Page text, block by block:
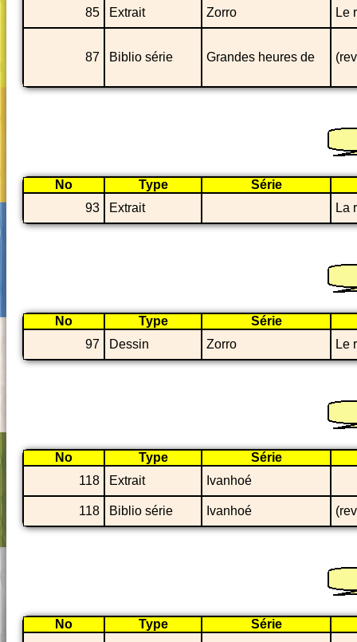
85
Extrait Zorro Le
87 Biblio série Grandes heures de
No Type
Série
93
Extrait La
No Type
Série
97
Dessin Zorro Le
No Type
Série
118
Extrait Ivanhoé
118 Biblio série Ivanhoé
No Type Série